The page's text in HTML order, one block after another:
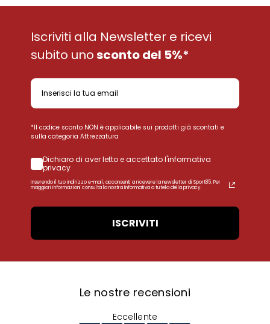
Iscriviti alla Newsletter e ricevi
subito unosconto del 5%*
*Il codice sconto NON è applicabile sui prodotti già scontati e
sulla categoria Attrezzatura
Dichiaro di aver letto e accettato l'informativa
privacy
Inserendo il tuo indirizzo e-mail, acconsenti a ricevere la newsletter di Sport85. Per
maggiori informazioni consulta la nostra Informativa a tutela della privacy.
ISCRIVITI
Le nostre recensioni
Eccellente